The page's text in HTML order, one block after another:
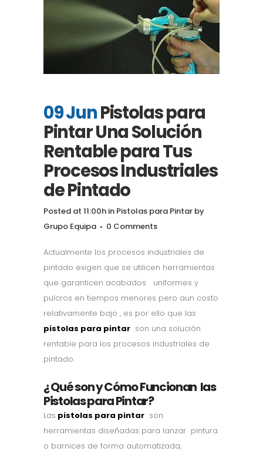
09 JunPistolas para
Pintar Una Solución
Rentable para Tus
Procesos Industriales
de Pintado
Posted at 11:00h in Pistolas para Pintar by
Grupo Equipa
0 Comments
Actualmente los procesos industriales de
pintado exigen que se utilicen herramientas
que garanticen acabados uniformes y
pulcros en tiempos menores pero aun costo
relativamente bajo , es por ello que las
pistolas para pintar son una solución
rentable para los procesos industriales de
pintado.
¿ Qué son y Cómo Funcionan las
Pistolas para Pintar?
Las pistolas para pintar son
herramientas diseñadas para lanzar pintura
o barnices de forma automatizada,